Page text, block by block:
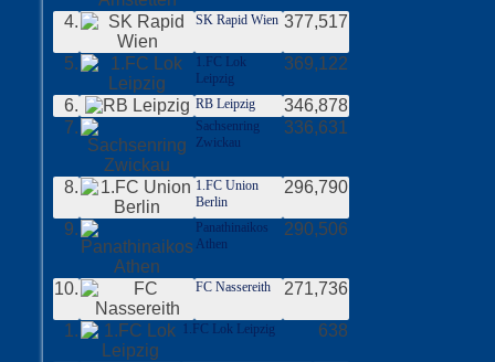
4. SK Rapid Wien 377,517
5.
1.FC Lok
Leipzig
369,122
6. RB Leipzig
346,878
7.
Sachsenring
Zwickau
336,631
8.
1.FC Union
Berlin
296,790
9.
Panathinaikos
Athen
290,506
10. FC Nassereith 271,736
1. 1.FC Lok Leipzig 638